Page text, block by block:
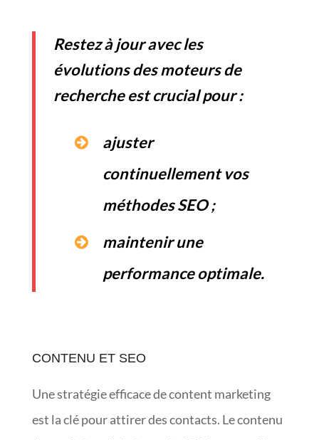
Restez à jour avec les
évolutions des moteurs de
recherche est crucial pour :
ajuster
continuellement vos
méthodes SEO ;
maintenir une
performance optimale.
CONTENU ET SEO
Une stratégie efficace de content marketing
est la clé pour attirer des contacts. Le contenu